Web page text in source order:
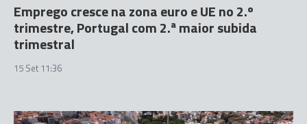
Emprego cresce na zona euro e UE no 2.º
trimestre, Portugal com 2.ª maior subida
trimestral
15 Set 11:36